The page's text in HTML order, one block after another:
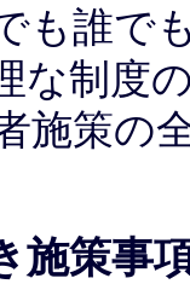
も誰で
な制度
施策の
施策事